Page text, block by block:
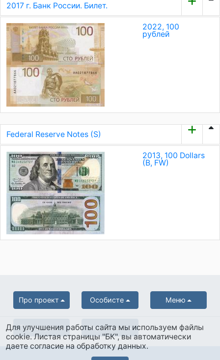
2017 г. Банк России. Билет.
2022, 100
рублей
Federal Reserve Notes (S)
2013, 100 Dollars
(B, FW)
Про проект Особисте Меню
Партнерам Українська
Для улучшения работы сайта мы используем файлы
cookie. Листая страницы "БК", вы автоматически
даете согласие на обработку данных.